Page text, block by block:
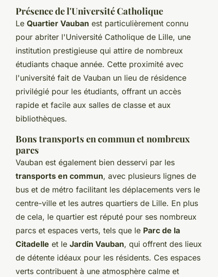
Présence de l'Université Catholique
Le Quartier Vauban est particulièrement connu
pour abriter l'Université Catholique de Lille, une
institution prestigieuse qui attire de nombreux
étudiants chaque année. Cette proximité avec
l'université fait de Vauban un lieu de résidence
privilégié pour les étudiants, offrant un accès
rapide et facile aux salles de classe et aux
bibliothèques.
Bons transports en commun et nombreux
parcs
Vauban est également bien desservi par les
transports en commun, avec plusieurs lignes de
bus et de métro facilitant les déplacements vers le
centre-ville et les autres quartiers de Lille. En plus
de cela, le quartier est réputé pour ses nombreux
parcs et espaces verts, tels que le Parc de la
Citadelle et le Jardin Vauban, qui offrent des lieux
de détente idéaux pour les résidents. Ces espaces
verts contribuent à une atmosphère calme et